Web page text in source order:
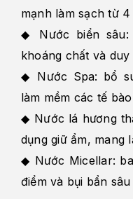
mạnh làm sạch từ
◆ Nước biển
khoáng chất và
◆ Nước Spa: bổ
làm mềm các tế
◆ Nước lá hương
dụng giữ ẩm, mang
◆ Nước Micellar:
điểm và bụi bẩn